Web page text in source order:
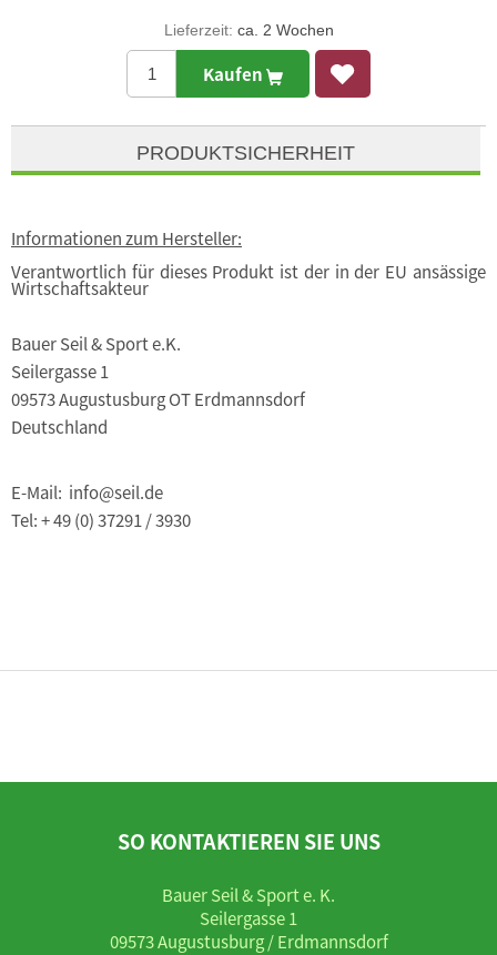
Lieferzeit: ca. 2 Wochen
Kaufen
PRODUKTSICHERHEIT
Informationen zum Hersteller:
Verantwortlich für dieses Produkt ist der in der EU ansässige
Wirtschaftsakteur
Bauer Seil & Sport e.K.
Seilergasse 1
09573 Augustusburg OT Erdmannsdorf
Deutschland
E-Mail: info@seil.de
Tel: + 49 (0) 37291 / 3930
SO KONTAKTIEREN SIE UNS
Bauer Seil & Sport e. K.
Seilergasse 1
09573 Augustusburg / Erdmannsdorf